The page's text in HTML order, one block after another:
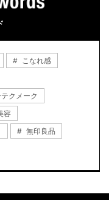
こなれ感
テクメーク
容
無印良品